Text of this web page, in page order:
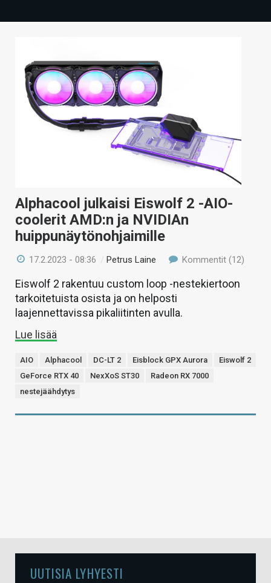
TECHBBS
HINTA.FI
KAUPPA
VAIHDA TEEMA
Alphacool julkaisi Eiswolf 2 -AIO-
coolerit AMD:n ja NVIDIAn
huippunäytönohjaimille
17.2.2023 - 08:36 / Petrus Laine Kommentit (12)
Eiswolf 2 rakentuu custom loop -nestekiertoon
tarkoitetuista osista ja on helposti
laajennettavissa pikaliitinten avulla.
Lue lisää
AIO Alphacool DC-LT 2 Eisblock GPX Aurora
Eiswolf 2
GeForce RTX 40
NexXoS ST30
Radeon RX 7000
nestejäähdytys
UUTISIA LYHYESTI